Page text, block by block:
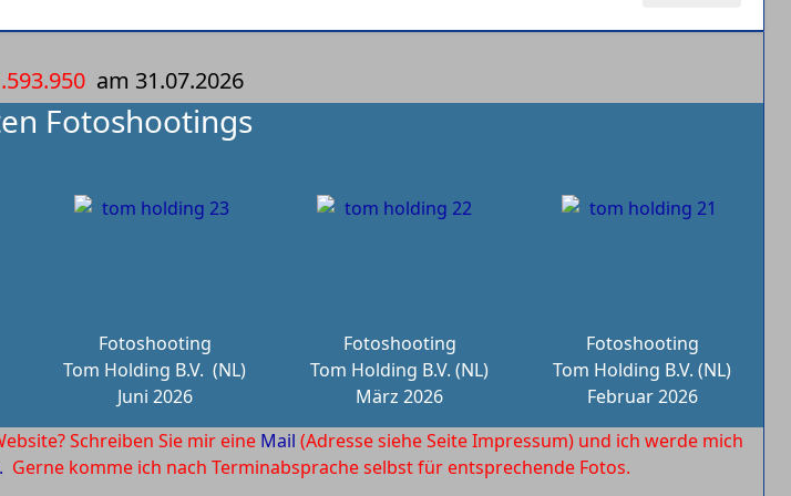
am 31.07.2026
Fotoshootings
Fotoshooting
Tom Holding B.V. (NL)
Juni 2026
Fotoshooting
Tom Holding B.V. (NL)
März 2026
Fotoshooting
Tom Holding B.V. (NL)
Februar 2026
Schreiben Sie mir eine Mail (Adresse siehe Seite Impressum) und ich werde mich
Gerne komme ich nach Terminabsprache selbst für entsprechende Fotos.